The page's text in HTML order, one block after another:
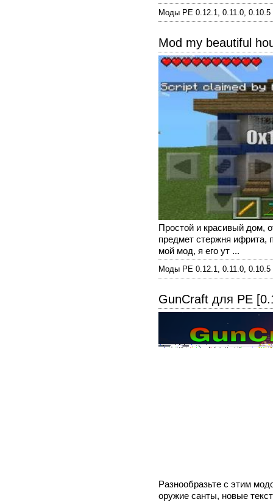
Моды PE 0.12.1, 0.11.0, 0.10.5
Mod my beautiful
Простой и красивый дом,
предмет стержня ифрита,
мой мод, я его ут ...
Моды PE 0.12.1, 0.11.0, 0.10.5
GunCraft для PE
Разнообразьте с этим
оружие санты, новые